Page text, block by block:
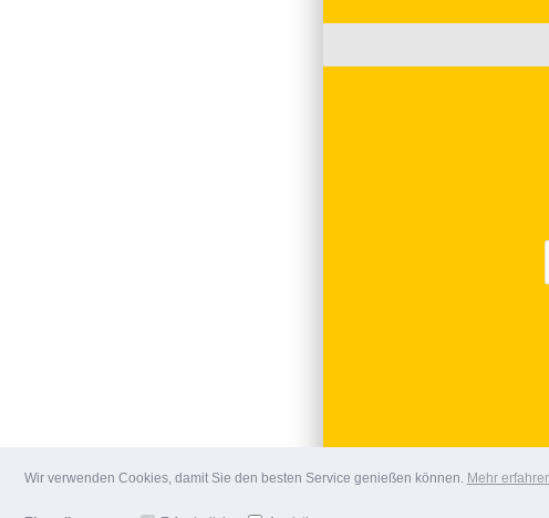
Wir verwenden Cookies, damit Sie den besten Service genießen können. Mehr